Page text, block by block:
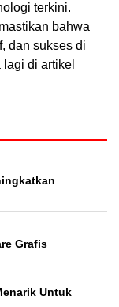
terkini.
bahwa
dan sukses di
di artikel
Grafis
Untuk